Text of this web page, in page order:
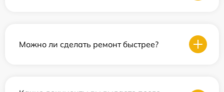
Можно ли сделать ремонт быстрее?